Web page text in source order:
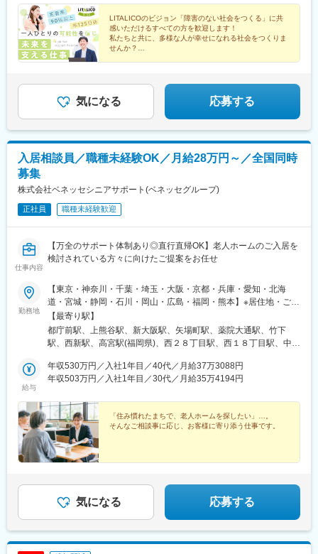
宮、名古屋金山、豊田岐阜県：岐阜大阪府：大阪梅田、住道奈良
県：奈良（新）京都府：京都駅前、京都駅南、山科醍醐、伏見桃
山、四条大宮、四条河原町、烏丸御池、宇治岡山県：倉敷広島
県：広島、広島駅南、広島横川、広島紙屋町・新＝新規開設拠
点。開設前、別拠点配属の可能性あり・詳細：『LITALICOワーク
属先を決定予定。上記以外の拠点希望も歓迎※受動喫煙対策：屋内
全面禁煙
知県)、八事駅、豊田市駅、椥辻駅、京都河原町駅、大宮駅(京都
府)、京都駅、烏丸御池駅、東寺駅、桃山御陵前駅、宇治駅(奈良
線)、北新地駅、住道駅、倉敷市駅、横川駅、立町駅、広島駅、稲
荷町駅(広島県)、新札幌駅、新越谷駅、葭川公園駅、京成西船駅、
新橋駅、日暮里駅、秋葉原駅、九段下駅、大塚駅(東京都)、岐阜
四条駅、四条大宮駅、四条駅(京都市営)、九条駅(京都府)、伏見桃
山駅、東梅田駅、倉敷駅、横川駅(広島県)、紙屋町東駅、松川町
駅、千葉中央駅、東中山駅、虎ノ門駅、西日暮里駅、神田駅(東京
LITALICOのビジョン「障害のない社会をつくる」に共
感いただけるすべての方を歓迎します！
私たちと共に、多様な人が幸せになれる社会をつくりま
せんか？
◎オンライン事業説明会開催中
気になる 応募する
入居相談員／職種未経験OK／月給28万円～／全国同時
募集
株式会社ベネッセシニアサポート(ベネッセグループ)
正社員 職種未経験歓迎
仕事内容
【万全のサポート体制あり◎直行直帰OK】老人ホームのご入居を
検討されている方々に向けたご提案をお任せ
勤務地
【東京・神奈川・千葉・埼玉・大阪・京都・兵庫・愛知・北海
道・宮城・静岡・石川・岡山・広島・福岡・熊本】※居住地・ご希
望を考慮の上、上記のいずれかのエリアを担当していただきま
す。※担当エリア内にある、当社事業所や有料老人ホームを拠点と
して活動します。★U・Iターン歓迎★直行直帰OK※担当エリアは
都 神奈川県 千葉県 埼玉県【関西】大阪府 京都府 兵庫県
【東海】静岡県 愛知県【北信越】石川県【中国・四国】岡山
城県※受動喫煙対策：屋内禁煙／一部喫煙専用室あり※予定に合わ
せ執務スペースを予約できるアプリ導入※面談、見学対応など基本
直行直帰
【最寄り駅】
都庁前駅、上熊谷駅、新大阪駅、矢場町駅、薬院大通駅、竹下
駅、西新駅、高宮駅(福岡県)、西２８丁目駅、西１８丁目駅、中央
北仙台駅、長町南駅、五橋駅、北鉄金沢駅、大元駅、田町駅(岡山
県)、北長瀬駅、東山・おかでんミュージアム駅、猿猴橋町駅、新
山鼻１９条駅、新水前寺駅、北四番丁駅、岡山駅前駅、門田屋敷
駅、的場町駅、新宿西口駅、栄町駅(愛知県)、西１５丁目駅、電車
事業所前駅、東屯田通駅、郵便局前駅、中納言駅、広島駅
給与
年収530万円／入社1年目／40代／月給37万3088円
年収503万円／入社1年目／30代／月給35万4194円
「住み慣れたまちで、老人ホームを探したい」…。
そんなご相談事に応じ、お客様に寄り添う仕事です。
気になる 応募する